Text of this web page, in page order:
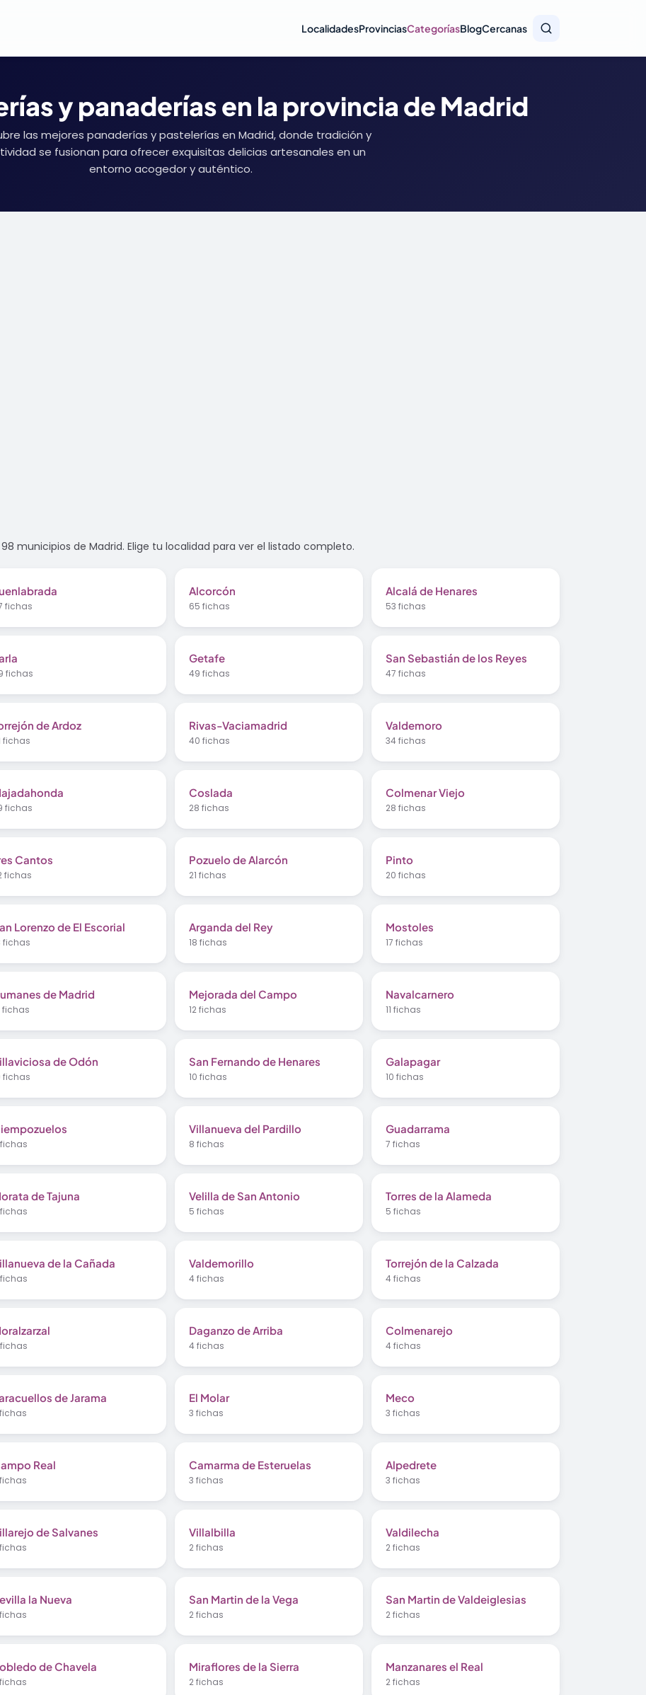
LocalidadesProvinciasCategoríasBlogCercanas
y panaderías en la provincia de Madrid
las mejores panaderías y pastelerías en Madrid, donde tradición y
se fusionan para ofrecer exquisitas delicias artesanales en un
entorno acogedor y auténtico.
municipios de Madrid. Elige tu localidad para ver el listado completo.
fichas
Alcorcón
65 fichas
Alcalá de Henares
53 fichas
fichas
Getafe
49 fichas
San Sebastián de los Reyes
47 fichas
de Ardoz
fichas
Rivas-Vaciamadrid
40 fichas
Valdemoro
34 fichas
fichas
Coslada
28 fichas
Colmenar Viejo
28 fichas
Cantos
fichas
Pozuelo de Alarcón
21 fichas
Pinto
20 fichas
Lorenzo de El Escorial
fichas
Arganda del Rey
18 fichas
Mostoles
17 fichas
de Madrid
fichas
Mejorada del Campo
12 fichas
Navalcarnero
11 fichas
de Odón
fichas
San Fernando de Henares
10 fichas
Galapagar
10 fichas
Villanueva del Pardillo
8 fichas
Guadarrama
7 fichas
de Tajuna Velilla de San Antonio
5 fichas
Torres de la Alameda
5 fichas
de la Cañada Valdemorillo
4 fichas
Torrejón de la Calzada
4 fichas
Daganzo de Arriba
4 fichas
Colmenarejo
4 fichas
de Jarama El Molar
3 fichas
Meco
3 fichas
Real Camarma de Esteruelas
3 fichas
Alpedrete
3 fichas
de Salvanes Villalbilla
2 fichas
Valdilecha
2 fichas
la Nueva San Martin de la Vega
2 fichas
San Martin de Valdeiglesias
2 fichas
de Chavela Miraflores de la Sierra
2 fichas
Manzanares el Real
2 fichas